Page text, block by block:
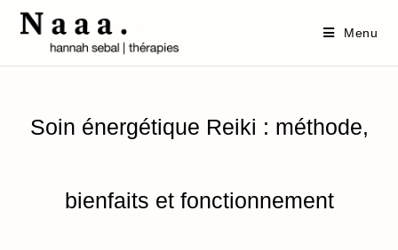
Menu
Soin énergétique Reiki : méthode,
bienfaits et fonctionnement